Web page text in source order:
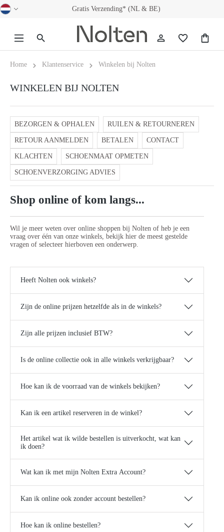
Gratis Verzending* (NL & BE)
Home Klantenservice Winkelen bij Nolten
WINKELEN BIJ NOLTEN
BEZORGEN & OPHALEN RUILEN & RETOURNEREN
RETOUR AANMELDEN BETALEN CONTACT
KLACHTEN SCHOENMAAT OPMETEN
SCHOENVERZORGING ADVIES
Shop online of kom langs...
Wil je meer weten over online shoppen bij Nolten of heb je een
vraag over één van onze winkels, bekijk hier de meest gestelde
vragen of selecteer hierboven een onderwerp.
Heeft Nolten ook winkels?
Zijn de online prijzen hetzelfde als in de winkels?
Zijn alle prijzen inclusief BTW?
Is de online collectie ook in alle winkels verkrijgbaar?
Hoe kan ik de voorraad van de winkels bekijken?
Kan ik een artikel reserveren in de winkel?
Het artikel wat ik wilde bestellen is uitverkocht, wat kan
ik doen?
Wat kan ik met mijn Nolten Extra Account?
Kan ik online ook zonder account bestellen?
Hoe kan ik online bestellen?